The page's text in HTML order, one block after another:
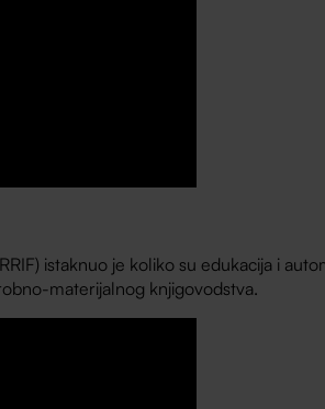
istaknuo je koliko su edukacija i
materijalnog knjigovodstva.